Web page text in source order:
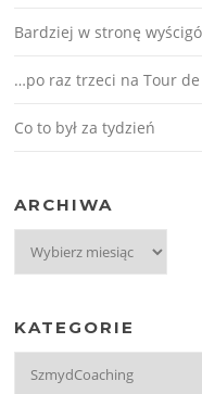
Bardziej w stronę
…po raz trzeci na Tour de
Co to był za tydzień
ARCHIWA
KATEGORIE